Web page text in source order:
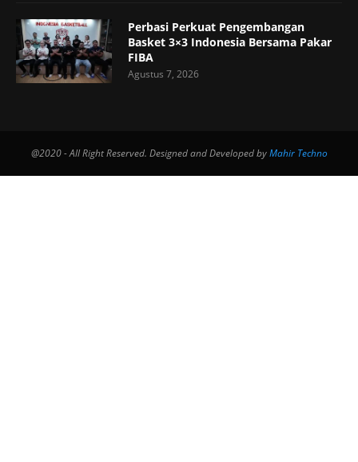
Perbasi Perkuat Pengembangan
Basket 3×3 Indonesia Bersama Pakar
FIBA
Agustus 7, 2026
@2020 - All Right Reserved. Designed and Developed byMahir Techno